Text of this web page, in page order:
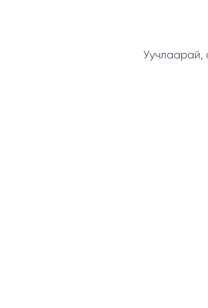
Уучлаарай,